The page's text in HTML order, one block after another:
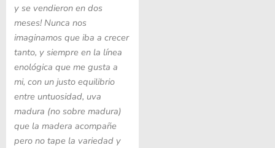
y se vendieron en dos
meses! Nunca nos
imaginamos que iba a crecer
tanto, y siempre en la línea
enológica que me gusta a
mi, con un justo equilibrio
entre untuosidad, uva
madura (no sobre madura)
que la madera acompañe
pero no tape la variedad y